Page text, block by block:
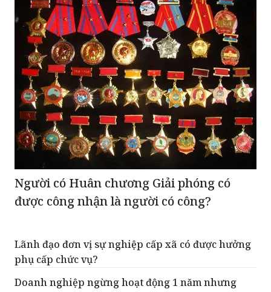
Người có Huân chương Giải phóng có
được công nhận là người có công?
Lãnh đạo đơn vị sự nghiệp cấp xã có được hưởng
Doanh nghiệp ngừng hoạt động 1 năm nhưng
không thông báo bị xử phạt như thế nào?
Đổi hàng hóa có phải xuất hóa đơn không?